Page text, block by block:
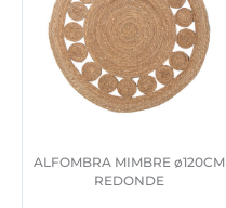
ALFOMBRA MIMBRE ø120CM
REDONDE